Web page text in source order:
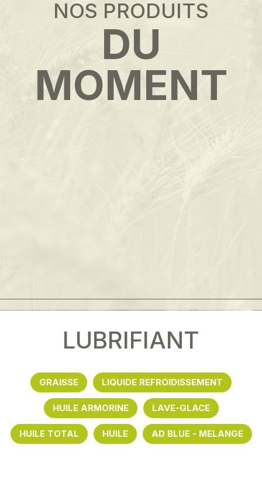
NOS PRODUITS
DU
MOMENT
LUBRIFIANT
GRAISSE LIQUIDE REFROIDISSEMENT
HUILE ARMORINE LAVE-GLACE
HUILE TOTAL HUILE AD BLUE - MELANGE